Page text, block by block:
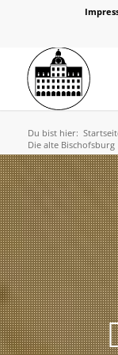
Du bist hier:
Die alte Bischofsburg